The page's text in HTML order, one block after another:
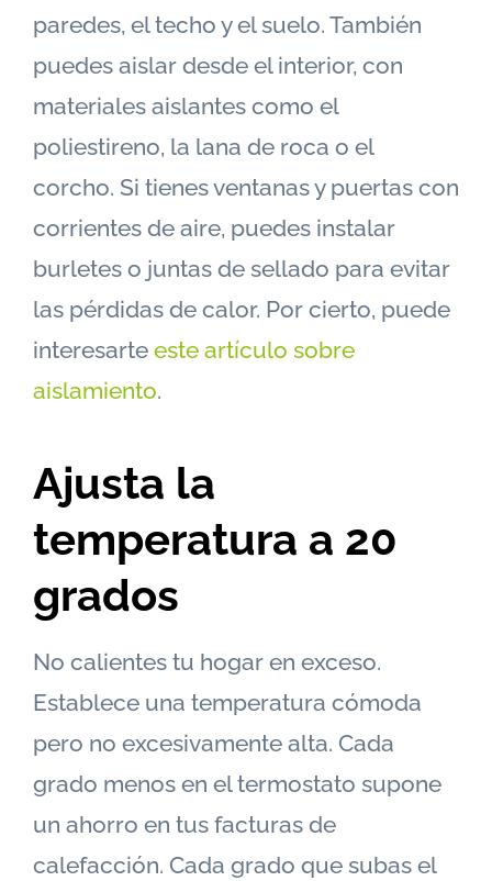
paredes, el techo y el suelo. También
puedes aislar desde el interior, con
materiales aislantes como el
poliestireno, la lana de roca o el
corcho. Si tienes ventanas y puertas con
corrientes de aire, puedes instalar
burletes o juntas de sellado para evitar
las pérdidas de calor. Por cierto, puede
interesarte este artículo sobre
aislamiento.
Ajusta la
temperatura a 20
grados
No calientes tu hogar en exceso.
Establece una temperatura cómoda
pero no excesivamente alta. Cada
grado menos en el termostato supone
un ahorro en tus facturas de
calefacción. Cada grado que subas el